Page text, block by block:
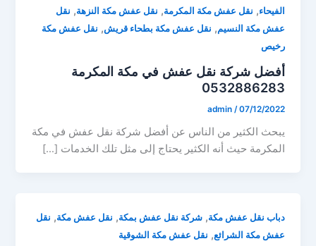
الفيحاء, نقل عفش مكة المكرمة, نقل عفش مكة النزهة, نقل
عفش مكة النسيم, نقل عفش مكة بطحاء قريش, نقل عفش مكة
رخيص
أفضل شركة نقل عفش في مكة المكرمة
0532886283
admin /07/12/2022
يبحث الكثير من الناس عن أفضل شركة نقل عفش في مكة
المكرمة حيث أنه الكثير يحتاج إلى مثل تلك الخدمات […]
دباب نقل عفش مكة,شركة نقل عفش بمكة, نقل عفش مكة, نقل
عفش مكة الشرائع, نقل عفش مكة الشوقية